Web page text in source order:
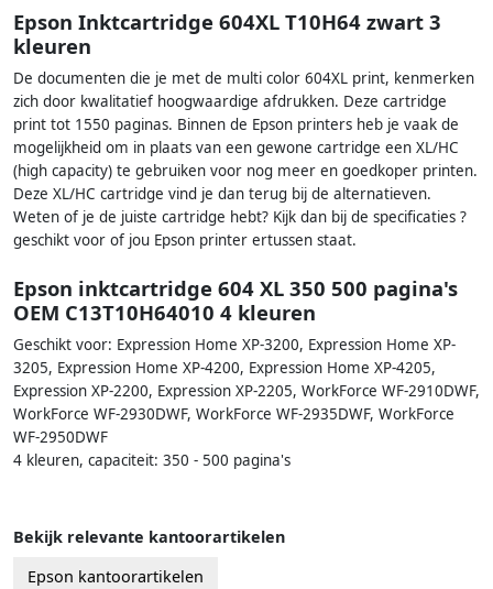
Epson Inktcartridge 604XL T10H64 zwart 3
kleuren
De documenten die je met de multi color 604XL print, kenmerken
zich door kwalitatief hoogwaardige afdrukken. Deze cartridge
print tot 1550 paginas. Binnen de Epson printers heb je vaak de
mogelijkheid om in plaats van een gewone cartridge een XL/HC
(high capacity) te gebruiken voor nog meer en goedkoper printen.
Deze XL/HC cartridge vind je dan terug bij de alternatieven.
Weten of je de juiste cartridge hebt? Kijk dan bij de specificaties ?
geschikt voor of jou Epson printer ertussen staat.
Epson inktcartridge 604 XL 350 500 pagina's
OEM C13T10H64010 4 kleuren
Geschikt voor: Expression Home XP-3200, Expression Home XP-
3205, Expression Home XP-4200, Expression Home XP-4205,
Expression XP-2200, Expression XP-2205, WorkForce WF-2910DWF,
WorkForce WF-2930DWF, WorkForce WF-2935DWF, WorkForce
WF-2950DWF
4 kleuren, capaciteit: 350 - 500 pagina's
Bekijk relevante kantoorartikelen
Epson kantoorartikelen